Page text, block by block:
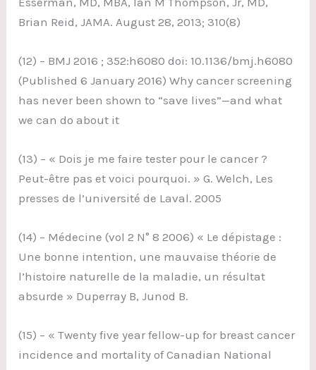
Brian Reid, JAMA. August 28, 2013; 310(8)
(12) – BMJ 2016 ; 352:h6080 doi: 10.1136/bmj.h6080
(Published 6 January 2016) Why cancer screening
has never been shown to “save lives”—and what
we can do about it
(13) – « Dois je me faire tester pour le cancer ?
Peut-être pas et voici pourquoi. » G. Welch, Les
presses de l’université de Laval. 2005
(14) – Médecine (vol 2 N° 8 2006) « Le dépistage :
Une bonne intention, une mauvaise théorie de
l’histoire naturelle de la maladie, un résultat
absurde » Duperray B, Junod B.
(15) – « Twenty five year fellow-up for breast cancer
incidence and mortality of Canadian National